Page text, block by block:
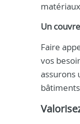
Un
Faire
vos
assurons